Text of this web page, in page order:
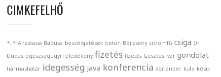
CIMKEFELHŐ
*..* Anastasia Babusa beszélgetések beton Börzsöny citromfű csiga Dr
Dudás egészségügyi feledékeny fizetés fizetős Gesztesi vár gondolat
hármashatár idegesség Java konferencia koriander kulo késik